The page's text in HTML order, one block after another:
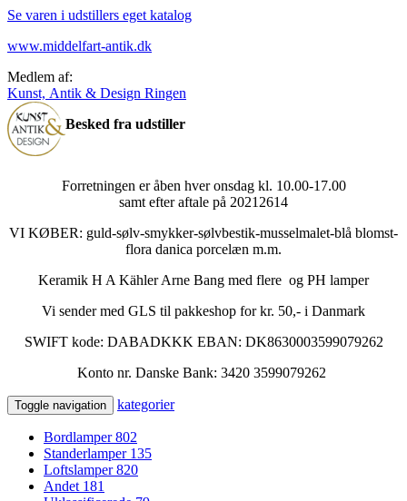
Se varen i udstillers eget katalog
www.middelfart-antik.dk
Medlem af:
Kunst, Antik & Design Ringen
Besked fra udstiller
Forretningen er åben hver onsdag kl. 10.00-17.00
samt efter aftale på 20212614
VI KØBER: guld-sølv-smykker-sølvbestik-musselmalet-blå blomst-
flora danica porcelæn m.m.
Keramik H A Kähler Arne Bang med flere og PH lamper
Vi sender med GLS til pakkeshop for kr. 50,- i Danmark
SWIFT kode: DABADKKK EBAN: DK8630003599079262
Konto nr. Danske Bank: 3420 3599079262
Toggle navigation kategorier
Bordlamper802
Standerlamper 135
Loftslamper820
Andet 181